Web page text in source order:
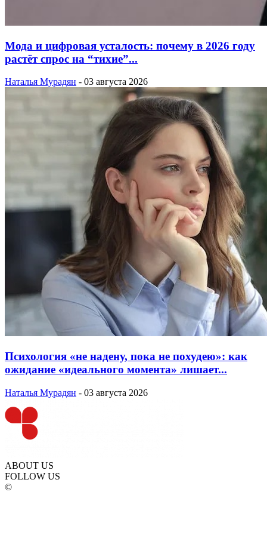
Мода и цифровая усталость: почему в 2026 году
растёт спрос на “тихие”...
Наталья Мурадян - 03 августа 2026
Психология «не надену, пока не похудею»: как
ожидание «идеального момента» лишает...
Наталья Мурадян - 03 августа 2026
ABOUT US
FOLLOW US
©